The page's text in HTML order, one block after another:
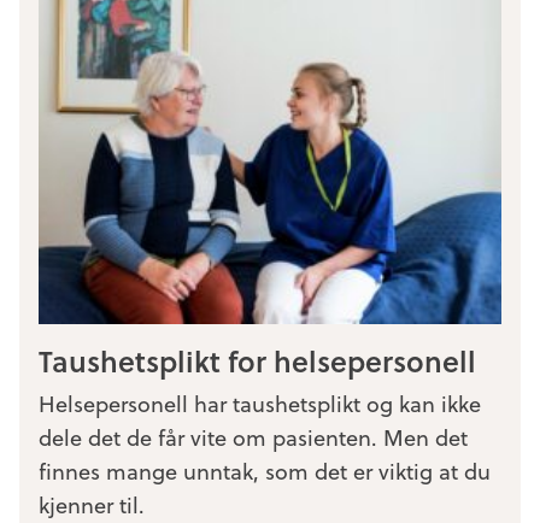
Taushetsplikt for helsepersonell
Helsepersonell har taushetsplikt og kan ikke
dele det de får vite om pasienten. Men det
finnes mange unntak, som det er viktig at du
kjenner til.